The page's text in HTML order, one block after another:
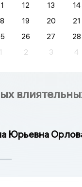
12 13 14
19 20 21
26 27 28
1 2 3 4
Юрьевна